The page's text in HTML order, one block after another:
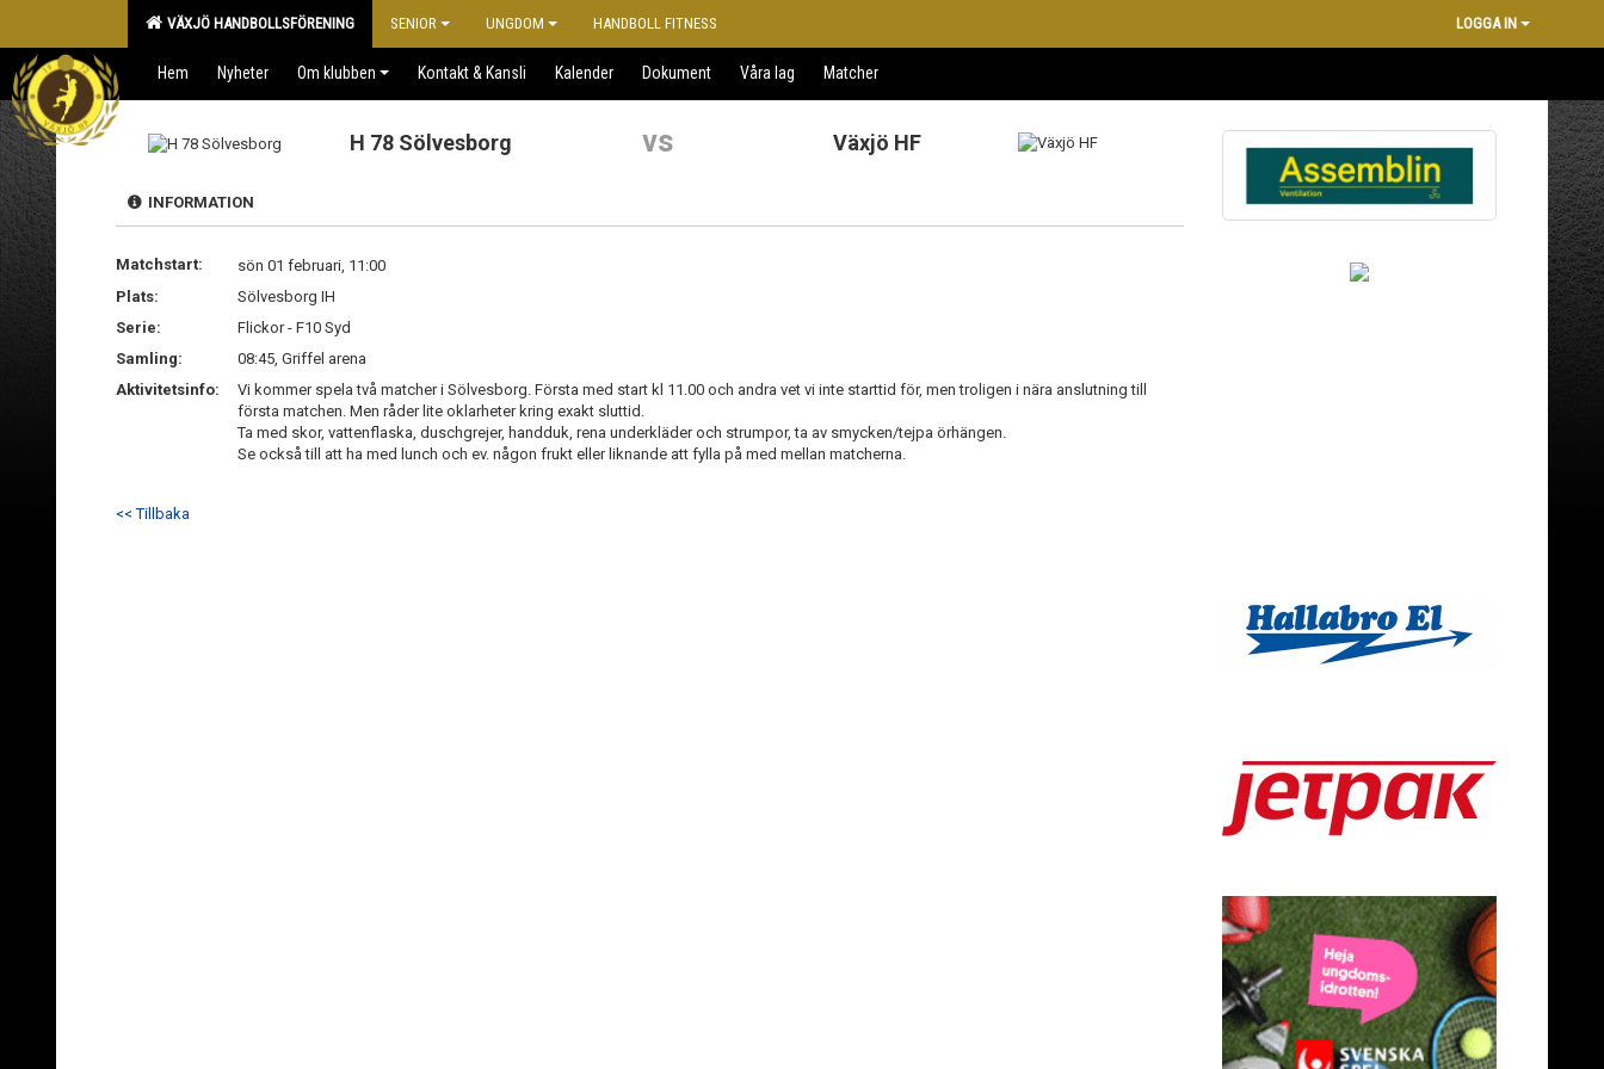
VÄXJÖ HANDBOLLSFÖRENING SENIOR UNGDOM HANDBOLL FITNESS LOGGA IN
Hem Nyheter Om klubben Kontakt & Kansli Kalender Dokument Våra lag Matcher
H 78 Sölvesborg vs Växjö HF
INFORMATION
Matchstart:
sön 01 februari, 11:00
Plats:
Sölvesborg IH
Serie:
Flickor - F10 Syd
Samling:
08:45, Griffel arena
Aktivitetsinfo:
Vi kommer spela två matcher i Sölvesborg. Första med start kl 11.00 och andra vet vi inte starttid för, men troligen i nära anslutning till
första matchen. Men råder lite oklarheter kring exakt sluttid.
Ta med skor, vattenflaska, duschgrejer, handduk, rena underkläder och strumpor, ta av smycken/tejpa örhängen.
Se också till att ha med lunch och ev. någon frukt eller liknande att fylla på med mellan matcherna.
<< Tillbaka